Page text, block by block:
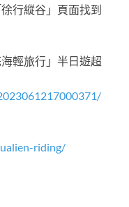
行縱谷」頁面找到
輕旅行」半日遊超
riding/